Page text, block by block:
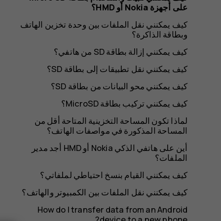
أجهزة
Nokia
أو
HMD؟
على أجهزة Nokia أو HMD؟
كيف يمكنني نقل الملفات بين وحدة تخزين الهاتف
وبطاقة الذاكرة؟
كيف يمكنني إزالة بطاقة SD من هاتفي؟
كيف يمكنني نقل تطبيقات إلى بطاقة SD؟
كيف يمكنني محو البيانات من بطاقة SD؟
كيف يمكنني تركيب بطاقة MicroSD؟
لماذا تكون المساحة التخزينية المتاحة أقل من
المساحة المذكورة في مواصفات الهاتف؟
أين على هاتفي الذكي Nokia أو HMD أجد مدير
الملفات؟
كيف يمكنني القيام بنسخ احتياطي لملفاتي؟
كيف يمكنني نقل الملفات بين الكمبيوتر والهاتف؟
How do I transfer data from an Android